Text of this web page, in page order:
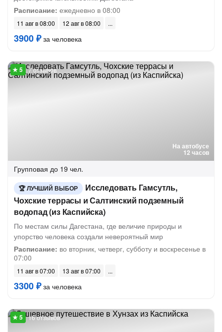
Расписание: ежедневно в 08:00
11 авг в 08:00 12 авг в 08:00
3900 ₽за человека
На автобусе
12 часов
7 отзывов
Групповая до 19 чел.
ЛУЧШИЙ ВЫБОР
Исследовать Гамсутль,
Чохские террасы и Салтинский подземный
водопад (из Каспийска)
По местам силы Дагестана, где величие природы и
упорство человека создали невероятный мир
Расписание: во вторник, четверг, субботу и воскресенье в
07:00
11 авг в 07:00 13 авг в 07:00
3300 ₽за человека
16 отзывов